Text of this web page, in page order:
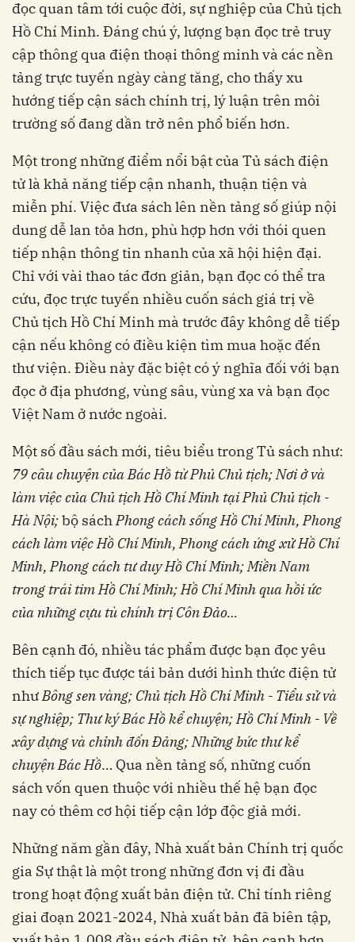
đọc quan tâm tới cuộc đời, sự nghiệp của Chủ tịch
Hồ Chí Minh. Đáng chú ý, lượng bạn đọc trẻ truy
cập thông qua điện thoại thông minh và các nền
tảng trực tuyến ngày càng tăng, cho thấy xu
hướng tiếp cận sách chính trị, lý luận trên môi
trường số đang dần trở nên phổ biến hơn.
Một trong những điểm nổi bật của Tủ sách điện
tử là khả năng tiếp cận nhanh, thuận tiện và
miễn phí. Việc đưa sách lên nền tảng số giúp nội
dung dễ lan tỏa hơn, phù hợp hơn với thói quen
tiếp nhận thông tin nhanh của xã hội hiện đại.
Chỉ với vài thao tác đơn giản, bạn đọc có thể tra
cứu, đọc trực tuyến nhiều cuốn sách giá trị về
Chủ tịch Hồ Chí Minh mà trước đây không dễ tiếp
cận nếu không có điều kiện tìm mua hoặc đến
thư viện. Điều này đặc biệt có ý nghĩa đối với bạn
đọc ở địa phương, vùng sâu, vùng xa và bạn đọc
Việt Nam ở nước ngoài.
Một số đầu sách mới, tiêu biểu trong Tủ sách như:
79 câu chuyện của Bác Hồ từ Phủ Chủ tịch; Nơi ở và
làm việc của Chủ tịch Hồ Chí Minh tại Phủ Chủ tịch -
Hà Nội;bộ sáchPhong cách sống Hồ Chí Minh, Phong
cách làm việc Hồ Chí Minh, Phong cách ứng xử Hồ Chí
Minh, Phong cách tư duy Hồ Chí Minh; Miền Nam
trong trái tim Hồ Chí Minh; Hồ Chí Minh qua hồi ức
của những cựu tù chính trị Côn Đảo…
Bên cạnh đó, nhiều tác phẩm được bạn đọc yêu
thích tiếp tục được tái bản dưới hình thức điện tử
nhưBông sen vàng; Chủ tịch Hồ Chí Minh - Tiểu sử và
sự nghiệp; Thư ký Bác Hồ kể chuyện; Hồ Chí Minh - Về
xây dựng và chỉnh đốn Đảng; Những bức thư kể
chuyện Bác Hồ… Qua nền tảng số, những cuốn
sách vốn quen thuộc với nhiều thế hệ bạn đọc
nay có thêm cơ hội tiếp cận lớp độc giả mới.
Những năm gần đây, Nhà xuất bản Chính trị quốc
gia Sự thật là một trong những đơn vị đi đầu
trong hoạt động xuất bản điện tử. Chỉ tính riêng
giai đoạn 2021-2024, Nhà xuất bản đã biên tập,